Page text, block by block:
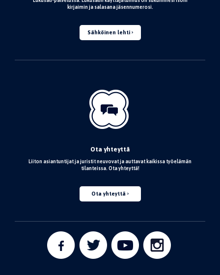
kirjaimin ja salasana jäsennumerosi.
Sähköinen lehti
Ota yhteyttä
Liiton asiantuntijat ja juristit neuvovat ja auttavat kaikissa työelämän
tilanteissa. Ota yhteyttä!
Ota yhteyttä